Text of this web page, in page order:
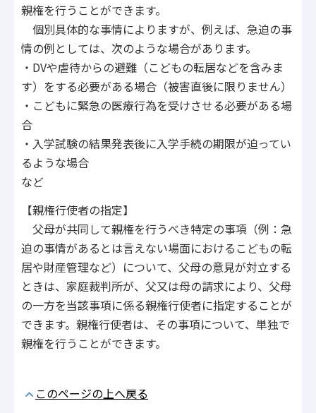
親権を行うことができます。
個別具体的な事情によりますが、例えば、急迫の事
情の例としては、次のような場合があります。
・DVや虐待からの避難（こどもの転居などを含みま
す）をする必要がある場合（被害直後に限りません）
・こどもに緊急の医療行為を受けさせる必要がある場
合
・入学試験の結果発表後に入学手続の期限が迫ってい
るような場合
など
【親権行使者の指定】
父母が共同して親権を行うべき特定の事項（例：急
迫の事情があるとは言えない場面におけるこどもの転
居や財産管理など）について、父母の意見が対立する
ときは、家庭裁判所が、父又は母の請求により、父母
の一方を当該事項に係る親権行使者に指定することが
できます。親権行使者は、その事項について、単独で
親権を行うことができます。
このページの上へ戻る